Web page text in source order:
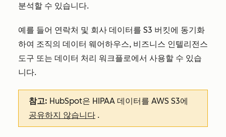
분석할 수 있습니다.
예를 들어 연락처 및 회사 데이터를 S3 버킷에 동기화
하여 조직의 데이터 웨어하우스, 비즈니스 인텔리전스
도구 또는 데이터 처리 워크플로에서 사용할 수 있습
니다.
참고: HubSpot은 HIPAA 데이터를 AWS S3에
공유하지 않습니다 .